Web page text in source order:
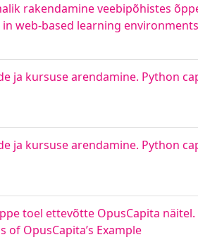
rakendamine veebipõhistes
web-based learning environments
ja kursuse arendamine. Python
ja kursuse arendamine. Python
toel ettevõtte OpusCapita
OpusCapita’s Example